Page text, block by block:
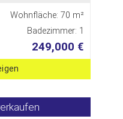
Wohnfläche: 70 m²
Badezimmer: 1
249,000 €